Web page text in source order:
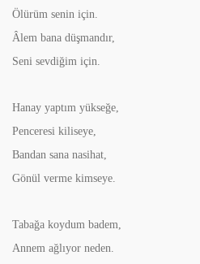
Ölürüm senin için.
Âlem bana düşmandır,
Seni sevdiğim için.
Hanay yaptım yükseğe,
Penceresi kiliseye,
Bandan sana nasihat,
Gönül verme kimseye.
Tabağa koydum badem,
Annem ağlıyor neden.